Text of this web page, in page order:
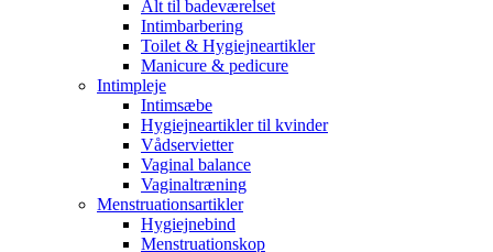
Alt til badeværelset
Intimbarbering
Toilet & Hygiejneartikler
Manicure & pedicure
Intimpleje
Intimsæbe
Hygiejneartikler til kvinder
Vådservietter
Vaginal balance
Vaginaltræning
Menstruationsartikler
Hygiejnebind
Menstruationskop